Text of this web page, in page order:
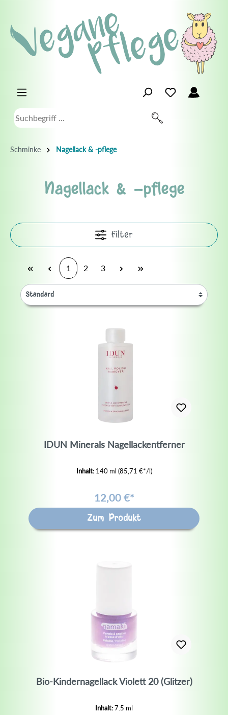
Schminke Nagellack & -pflege
Nagellack & -pflege
Filter
1 2 3
IDUN Minerals Nagellackentferner
Inhalt: 140 ml(85,71 €*/l)
12,00 €*
Zum Produkt
Bio-Kindernagellack Violett 20 (Glitzer)
Inhalt:7.5 ml